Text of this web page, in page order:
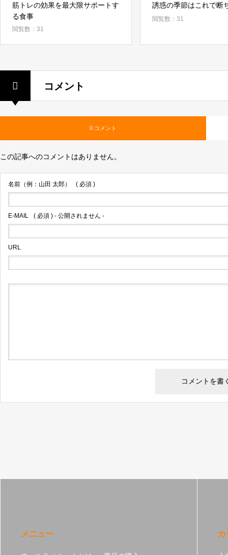
筋トレの効果を最大限サポートす
る食事
閲覧数：31
誘惑の季節はこれで断
閲覧数：31
コメント
0 コメント
この記事へのコメントはありません。
名前（例：山田 太郎） ( 必須 )
E-MAIL ( 必須 ) - 公開されません -
URL
メニュー